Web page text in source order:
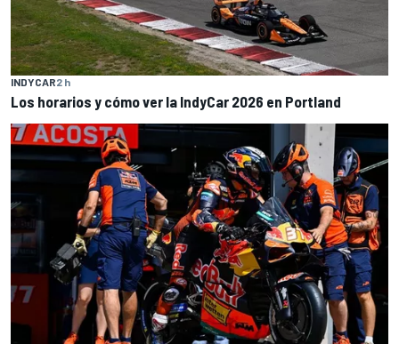
INDYCAR2 h
Los horarios y cómo ver la IndyCar 2026 en Portland